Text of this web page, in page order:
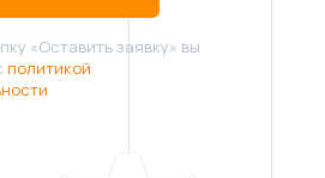
«Оставить заявку» вы
политикой